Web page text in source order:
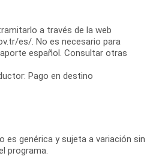
a través de la web
es/. No es necesario para
español. Consultar otras
Pago en destino
es genérica y sujeta a variación sin
programa.